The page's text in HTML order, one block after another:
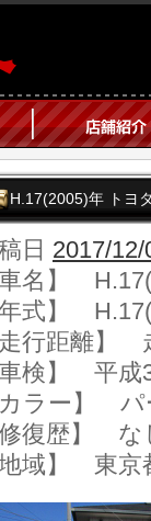
H.17(2005)年 トヨ
日 2017/12/
車名】
年式】
走行距離】
車検】 平成
カラー】
修復歴】 な
地域】 東京